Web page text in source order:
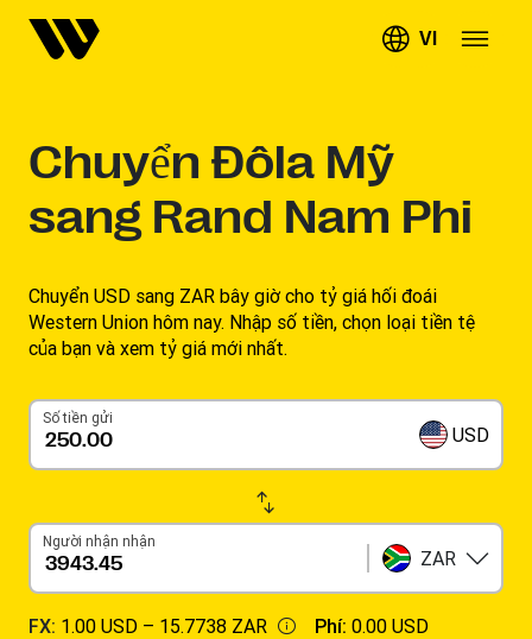
VI
Chuyển Đôla Mỹ
sang Rand Nam Phi
Chuyển USD sang ZAR bây giờ cho tỷ giá hối đoái
Western Union hôm nay. Nhập số tiền, chọn loại tiền tệ
của bạn và xem tỷ giá mới nhất.
Số tiền gửi
USD
Người nhận nhận
ZAR
FX: 1.00 USD – 15.7738 ZAR Phí: 0.00 USD